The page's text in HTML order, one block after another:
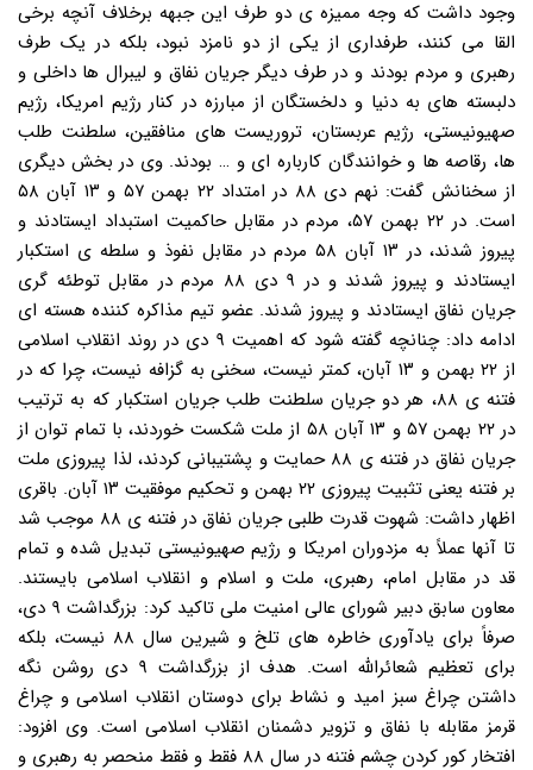
وجود داشت که وجه ممیزه ی دو طرف این جبهه برخلاف آنچه برخی
القا می کنند، طرفداری از یکی از دو نامزد نبود، بلکه در یک طرف
رهبری و مردم بودند و در طرف دیگر جریان نفاق و لیبرال ها داخلی و
دلبسته های به دنیا و دلخستگان از مبارزه در کنار رژیم امریکا، رژیم
صهیونیستی، رژیم عربستان، تروریست های منافقین، سلطنت طلب
ها، رقاصه ها و خوانندگان کارباره ای و … بودند. وی در بخش دیگری
از سخنانش گفت: نهم دی ۸۸ در امتداد ۲۲ بهمن ۵۷ و ۱۳ آبان ۵۸
است. در ۲۲ بهمن ۵۷، مردم در مقابل حاکمیت استبداد ایستادند و
پیروز شدند، در ۱۳ آبان ۵۸ مردم در مقابل نفوذ و سلطه ی استکبار
ایستادند و پیروز شدند و در ۹ دی ۸۸ مردم در مقابل توطئه گری
جریان نفاق ایستادند و پیروز شدند. عضو تیم مذاکره کننده هسته ای
ادامه داد: چنانچه گفته شود که اهمیت ۹ دی در روند انقلاب اسلامی
از ۲۲ بهمن و ۱۳ آبان، کمتر نیست، سخنی به گزافه نیست، چرا که در
فتنه ی ۸۸، هر دو جریان سلطنت طلب جریان استکبار که به ترتیب
در ۲۲ بهمن ۵۷ و ۱۳ آبان ۵۸ از ملت شکست خوردند، با تمام توان از
جریان نفاق در فتنه ی ۸۸ حمایت و پشتیبانی کردند، لذا پیروزی ملت
بر فتنه یعنی تثبیت پیروزی ۲۲ بهمن و تحکیم موفقیت ۱۳ آبان. باقری
اظهار داشت: شهوت قدرت طلبی جریان نفاق در فتنه ی ۸۸ موجب شد
تا آنها عملاً به مزدوران امریکا و رژیم صهیونیستی تبدیل شده و تمام
قد در مقابل امام، رهبری، ملت و اسلام و انقلاب اسلامی بایستند.
معاون سابق دبیر شورای عالی امنیت ملی تاکید کرد: بزرگداشت ۹ دی،
صرفاً برای یادآوری خاطره های تلخ و شیرین سال ۸۸ نیست، بلکه
برای تعظیم شعائرالله است. هدف از بزرگداشت ۹ دی روشن نگه
داشتن چراغ سبز امید و نشاط برای دوستان انقلاب اسلامی و چراغ
قرمز مقابله با نفاق و تزویر دشمنان انقلاب اسلامی است. وی افزود:
افتخار کور کردن چشم فتنه در سال ۸۸ فقط و فقط منحصر به رهبری و